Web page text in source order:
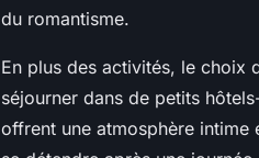
du romantisme.
En plus des activités, le choix
séjourner dans de petits
offrent une atmosphère intime